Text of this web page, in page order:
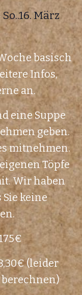
So..16. März
basisch
Infos,
an.
eine Suppe
geben.
mitnehmen.
Töpfe
Wir haben
Sie keine
(leider
berechnen)